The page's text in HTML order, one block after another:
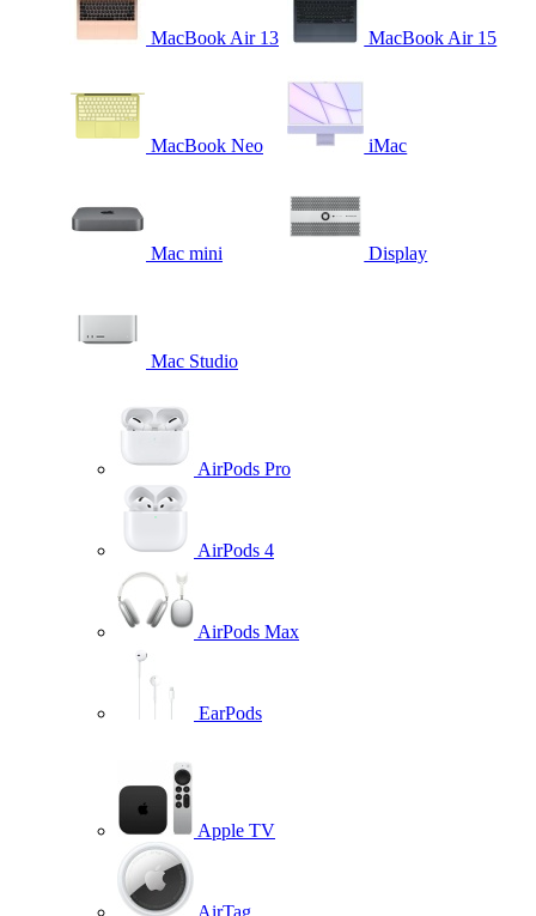
MacBook Air 13 MacBook Air 15
MacBook Neo iMac
Mac mini Display
Mac Studio
AirPods Pro
AirPods 4
AirPods Max
EarPods
Apple TV